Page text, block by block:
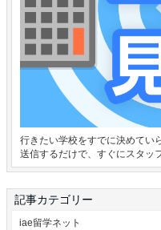
行きたい学校をすでに決めてい
送信するだけで、すぐにスタッ
記事カテゴリー
iae留学ネット